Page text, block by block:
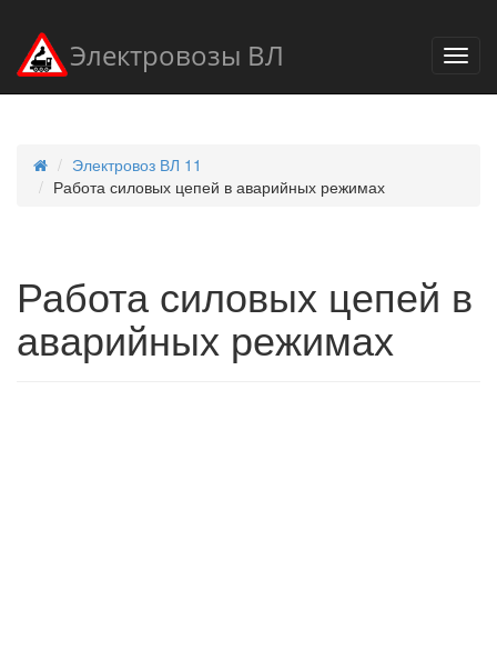
Электровозы ВЛ
Электровоз ВЛ 11
Работа силовых цепей в аварийных режимах
Работа силовых цепей в
аварийных режимах